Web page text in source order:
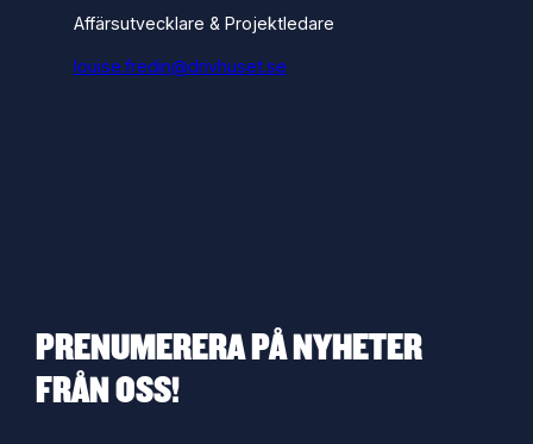
Affärsutvecklare & Projektledare
louise.fredin@drivhuset.se
PRENUMERERA PÅ NYHETER
FRÅN OSS!